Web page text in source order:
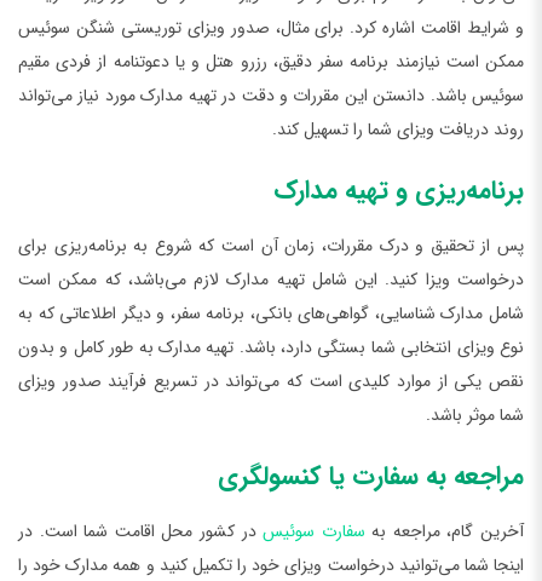
و شرایط اقامت اشاره کرد. برای مثال، صدور ویزای توریستی شنگن سوئیس
ممکن است نیازمند برنامه سفر دقیق، رزرو هتل و یا دعوتنامه از فردی مقیم
سوئیس باشد. دانستن این مقررات و دقت در تهیه مدارک مورد نیاز می‌تواند
روند دریافت ویزای شما را تسهیل کند.
برنامه‌ریزی و تهیه مدارک
پس از تحقیق و درک مقررات، زمان آن است که شروع به برنامه‌ریزی برای
درخواست ویزا کنید. این شامل تهیه مدارک لازم می‌باشد، که ممکن است
شامل مدارک شناسایی، گواهی‌های بانکی، برنامه سفر، و دیگر اطلاعاتی که به
نوع ویزای انتخابی شما بستگی دارد، باشد. تهیه مدارک به طور کامل و بدون
نقص یکی از موارد کلیدی است که می‌تواند در تسریع فرآیند صدور ویزای
شما موثر باشد.
مراجعه به سفارت یا کنسولگری
آخرین گام، مراجعه به سفارت سوئیسدر کشور محل اقامت شما است. در
اینجا شما می‌توانید درخواست ویزای خود را تکمیل کنید و همه مدارک خود را